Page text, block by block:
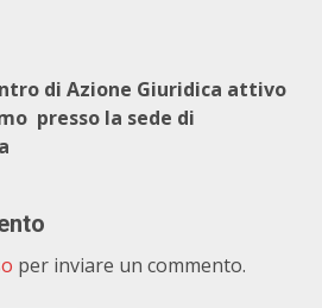
di Azione Giuridica attivo
presso la sede di
per inviare un commento.